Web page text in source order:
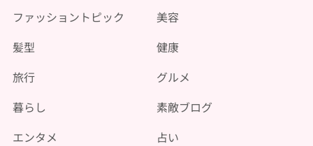
ファッショントピック
美容
髪型
健康
旅行
グルメ
暮らし
素敵ブログ
エンタメ
占い